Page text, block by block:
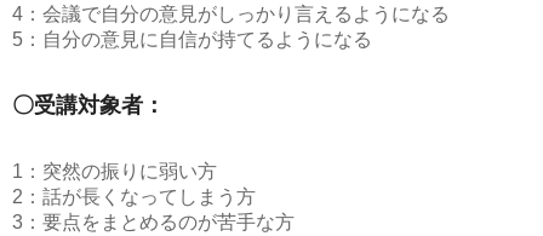
4：会議で自分の意見がしっかり言えるようになる
5：自分の意見に自信が持てるようになる
〇受講対象者：
1：突然の振りに弱い方
2：話が長くなってしまう方
3：要点をまとめるのが苦手な方